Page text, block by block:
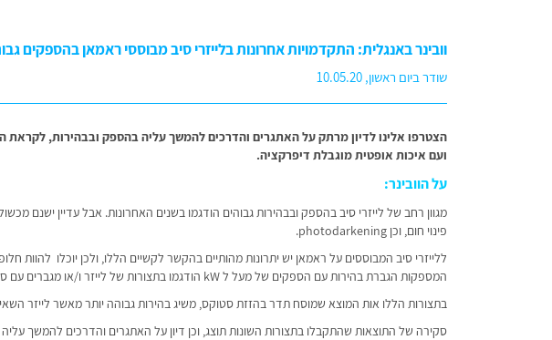
וובינר באנגלית: התקדמויות אחרונות בלייזרי סיב מבוססי ראמאן בהספקים
שודר ביום ראשון, 10.05.20
ועם איכות אופטית מוגבלת דיפרקציה.
על הוובינר:
מגוון רחב של לייזרי סיב בהספק ובבהירות גבוהים הודגמו בשנים האחרונות. אבל עדיין ישנם
פינוי חום, וכן photodarkening.
ללייזרי סיב המבוססים על ראמאן יש יתרונות מהותיים בהקשר לקשיים הללו, ולכן יוכלו להוות
המספקות הגברת בהירות עם הספקים של מעל ל kW הודגמו בתצורות של לייזר ו/או מגברים עם סיבי graded index 2090W, וכן בתצורות 1200W clad pumping.
בתצורות הללו אות המוצא שמוסח תדר בהזזת סטוקס, משיג בהירות גבוהה יותר מאשר לייזר
סקירה של התוצאות שהתקבלו בתצורות השונות תוצג, וכן דיון על האתגרים והדרכים להמשך